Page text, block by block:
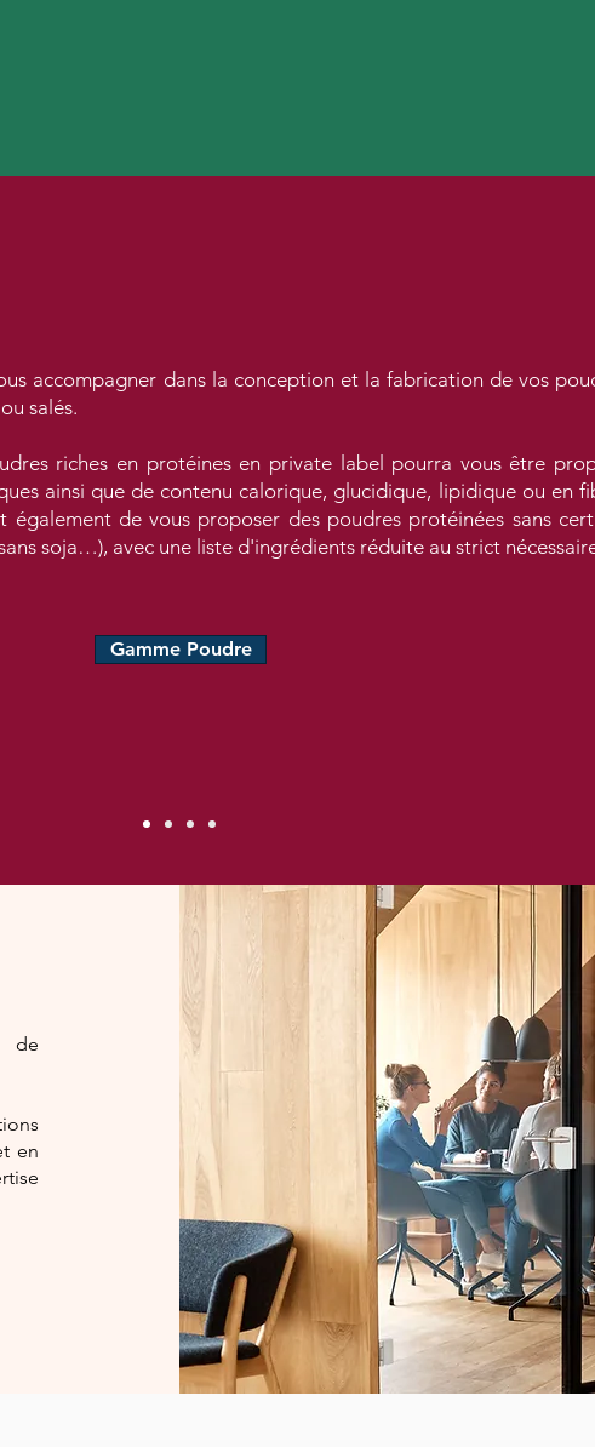
accompagner dans la conception et la fabrication de vos
salés.
riches en protéines en private label pourra vous être
ainsi que de contenu calorique, glucidique, lipidique ou en
également de vous proposer des poudres protéinées sans
soja…), avec une liste d'ingrédients réduite au strict
Gamme Poudre
de
en